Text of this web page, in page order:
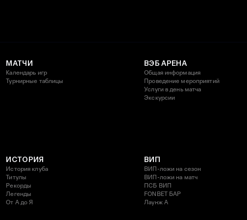
МАТЧИ
Календарь игр
Турнирные таблицы
ВЭБ АРЕНА
Общая информация
Проведение мероприятий
Услуги в день матча
Экскурсии
ИСТОРИЯ
История клуба
Титулы
Рекорды
Легенды
От А до Я
ВИП
ВИП-ложи на сезон
ВИП-ложи на матч
ПСБ ВИП
FONBET БАР
Лаунж A